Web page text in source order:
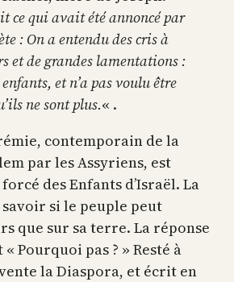
ce qui avait été annoncé par
: On a entendu des cris à
et de grandes lamentations :
et n’a pas voulu être
ne sont plus.« .
contemporain de la
par les Assyriens, est
des Enfants d’Israël. La
si le peuple peut
que sur sa terre. La réponse
Pourquoi pas ? » Resté à
la Diaspora, et écrit en